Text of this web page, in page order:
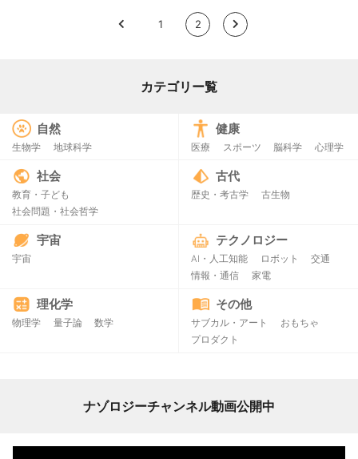
< 1 2 >
カテゴリー覧
自然
生物学 地球科学
健康
医療 スポーツ 脳科学 心理学
社会
教育・子ども
社会問題・社会哲学
古代
歴史・考古学 古生物
宇宙
宇宙
テクノロジー
AI・人工知能 ロボット
交通
情報・通信
家電
理化学
物理学 量子論 数学
その他
サブカル・アート
おもちゃ
プロダクト
ナゾロジーチャンネル動画公開中